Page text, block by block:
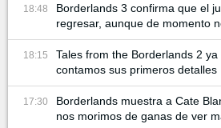
18:48
Borderlands 3 confirma que el
regresar, aunque de momento
18:15
Tales from the Borderlands 2
contamos sus primeros detalles
17:30
Borderlands muestra a Cate
nos morimos de ganas de ver